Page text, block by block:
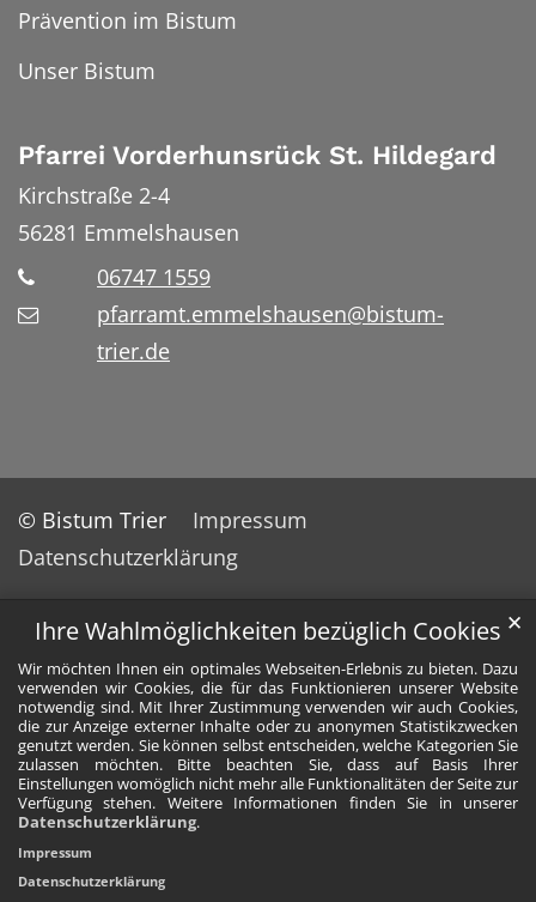
Ihre Wahlmöglichkeiten bezüglich Cookies
Wir möchten Ihnen ein optimales Webseiten-Erlebnis zu bieten. Dazu
verwenden wir Cookies, die für das Funktionieren unserer Website
notwendig sind. Mit Ihrer Zustimmung verwenden wir auch Cookies,
die zur Anzeige externer Inhalte oder zu anonymen Statistikzwecken
genutzt werden. Sie können selbst entscheiden, welche Kategorien Sie
zulassen möchten. Bitte beachten Sie, dass auf Basis Ihrer
Einstellungen womöglich nicht mehr alle Funktionalitäten der Seite zur
Verfügung stehen. Weitere Informationen finden Sie in unserer
Datenschutzerklärung.
✕
Impressum
Datenschutzerklärung
Prävention im Bistum
Unser Bistum
Pfarrei Vorderhunsrück St. Hildegard
Kirchstraße 2-4
56281 Emmelshausen
06747 1559
pfarramt.emmelshausen@bistum-
trier.de
© Bistum Trier
Impressum
Datenschutzerklärung